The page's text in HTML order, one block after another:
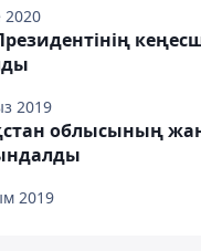
2020
2019
2019
облысының